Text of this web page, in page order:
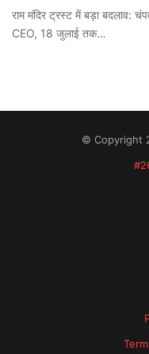
राम मंदिर ट्रस्ट में बड़ा बदलाव:
CEO, 18 जुलाई तक…
© Copyright